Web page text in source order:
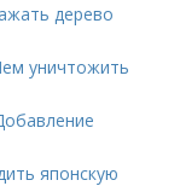
дерево
уничтожить
японскую